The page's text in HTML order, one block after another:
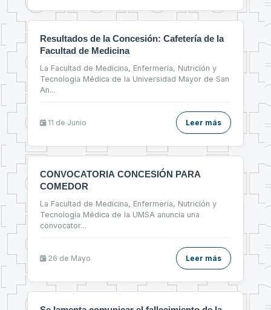
Resultados de la Concesión: Cafetería de la
Facultad de Medicina
La Facultad de Medicina, Enfermería, Nutrición y
Tecnología Médica de la Universidad Mayor de San
An...
11 de Junio Leer más
CONVOCATORIA CONCESIÓN PARA
COMEDOR
La Facultad de Medicina, Enfermería, Nutrición y
Tecnología Médica de la UMSA anuncia una
convocator...
26 de Mayo Leer más